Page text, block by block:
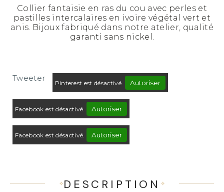
Collier fantaisie en ras du cou avec perles et
pastilles intercalaires en ivoire végétal vert et
anis. Bijoux fabriqué dans notre atelier, qualité
garanti sans nickel.
Tweeter
Pinterest est désactivé. Autoriser
Facebook est désactivé. Autoriser
Facebook est désactivé. Autoriser
DESCRIPTION